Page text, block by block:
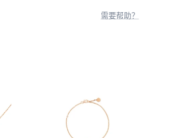
需要帮助？